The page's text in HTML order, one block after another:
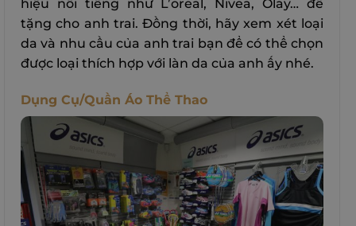
hiệu nổi tiếng như L’oreal, Nivea, Olay… để
tặng cho anh trai. Đồng thời, hãy xem xét loại
da và nhu cầu của anh trai bạn để có thể chọn
được loại thích hợp với làn da của anh ấy nhé.
Dụng Cụ/Quần Áo Thể Thao